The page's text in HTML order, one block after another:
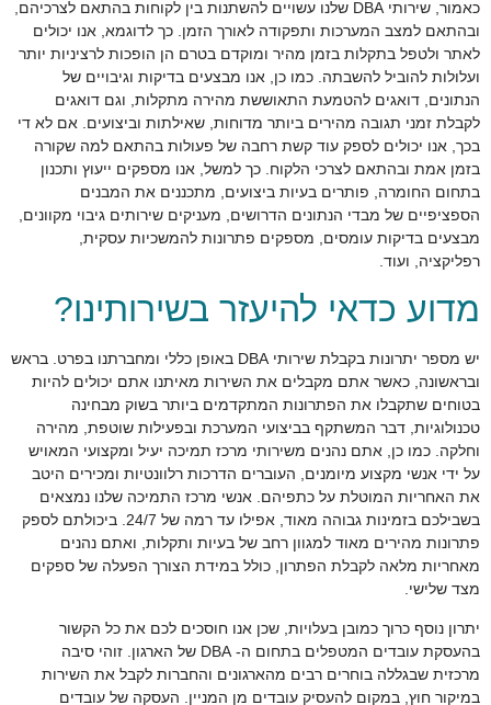
כאמור, שירותי DBA שלנו עשויים להשתנות בין לקוחות בהתאם לצרכיהם,
ובהתאם למצב המערכות ותפקודה לאורך הזמן. כך לדוגמא, אנו יכולים
לאתר ולטפל בתקלות בזמן מהיר ומוקדם בטרם הן הופכות לרציניות יותר
ועלולות להוביל להשבתה. כמו כן, אנו מבצעים בדיקות וגיבויים של
הנתונים, דואגים להטמעת התאוששת מהירה מתקלות, וגם דואגים
לקבלת זמני תגובה מהירים ביותר מדוחות, שאילתות וביצועים. אם לא די
בכך, אנו יכולים לספק עוד קשת רחבה של פעולות בהתאם למה שקורה
בזמן אמת ובהתאם לצרכי הלקוח. כך למשל, אנו מספקים ייעוץ ותכנון
בתחום החומרה, פותרים בעיות ביצועים, מתכננים את המבנים
הספציפיים של מבדי הנתונים הדרושים, מעניקים שירותים גיבוי מקוונים,
מבצעים בדיקות עומסים, מספקים פתרונות להמשכיות עסקית,
רפליקציה, ועוד.
מדוע כדאי להיעזר בשירותינו?
יש מספר יתרונות בקבלת שירותי DBA באופן כללי ומחברתנו בפרט. בראש
ובראשונה, כאשר אתם מקבלים את השירות מאיתנו אתם יכולים להיות
בטוחים שתקבלו את הפתרונות המתקדמים ביותר בשוק מבחינה
טכנולוגיות, דבר המשתקף בביצועי המערכת ובפעילות שוטפת, מהירה
וחלקה. כמו כן, אתם נהנים משירותי מרכז תמיכה יעיל ומקצועי המאויש
על ידי אנשי מקצוע מיומנים, העוברים הדרכות רלוונטיות ומכירים היטב
את האחריות המוטלת על כתפיהם. אנשי מרכז התמיכה שלנו נמצאים
בשבילכם בזמינות גבוהה מאוד, אפילו עד רמה של 24/7. ביכולתם לספק
פתרונות מהירים מאוד למגוון רחב של בעיות ותקלות, ואתם נהנים
מאחריות מלאה לקבלת הפתרון, כולל במידת הצורך הפעלה של ספקים
מצד שלישי.
יתרון נוסף כרוך כמובן בעלויות, שכן אנו חוסכים לכם את כל הקשור
בהעסקת עובדים המטפלים בתחום ה- DBA של הארגון. זוהי סיבה
מרכזית שבגללה בוחרים רבים מהארגונים והחברות לקבל את השירות
במיקור חוץ, במקום להעסיק עובדים מן המניין. העסקה של עובדים